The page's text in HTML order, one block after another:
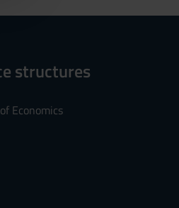
structures
Economics